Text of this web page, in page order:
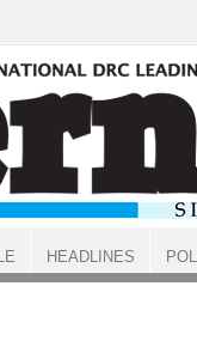
HEADLINES